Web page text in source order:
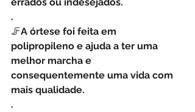
.
🦵A órtese foi feita em
polipropileno e ajuda a ter uma
melhor marcha e
consequentemente uma vida com
mais qualidade.
.